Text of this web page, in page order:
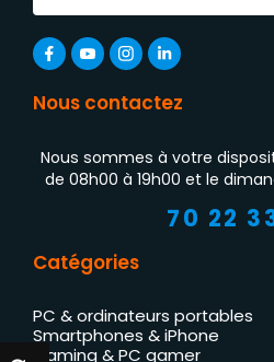
Nous contactez
Nous sommes à votre
de 08h00 à 19h00 et le
70 22
Catégories
PC & ordinateurs portables
Smartphones & iPhone
Gaming & PC gamer